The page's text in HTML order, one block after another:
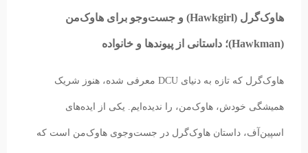
هاوک‌گرل (Hawkgirl) و جست‌وجو برای هاوک‌من
(Hawkman)؛ داستانی از پیوندها و خانواده
هاوک‌گرل که تازه به دنیای DCU معرفی شده، هنوز شریک
همیشگی خودش، هاوک‌من، را ندیده‌ایم. یکی از ایده‌های
اسپین‌آف، داستان هاوک‌گرل در جست‌وجوی هاوک‌من است که